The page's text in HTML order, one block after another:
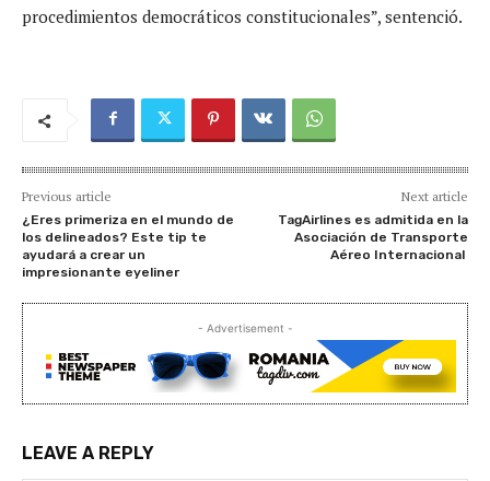
procedimientos democráticos constitucionales”, sentenció.
Previous article
¿Eres primeriza en el mundo de
los delineados? Este tip te
ayudará a crear un
impresionante eyeliner
Next article
TagAirlines es admitida en la
Asociación de Transporte
Aéreo Internacional
- Advertisement -
LEAVE A REPLY